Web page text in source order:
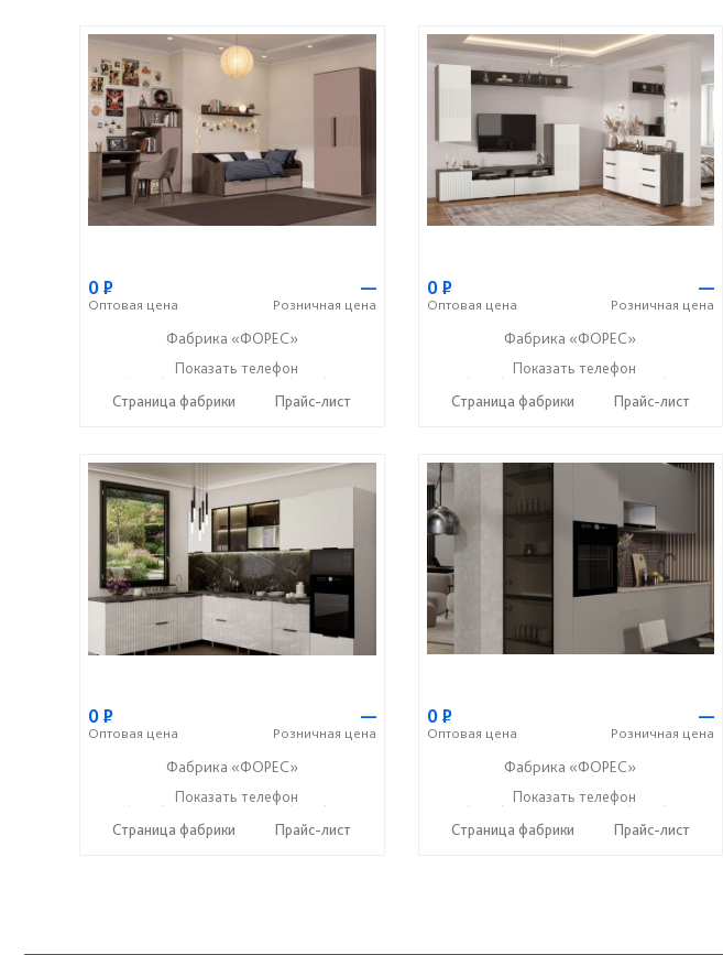
0Р
Оптовая цена
—
Розничная цена
Фабрика «ФОРЕС»
+7 (8412) 73-85-16 ☎+7 (8412) 20-22-62
Показать телефон
Страница фабрики
Прайс-лист
0Р
Оптовая цена
—
Розничная цена
Фабрика «ФОРЕС»
+7 (8412) 73-85-16 ☎+7 (8412) 20-22-62
Показать телефон
Страница фабрики
Прайс-лист
0Р
Оптовая цена
—
Розничная цена
Фабрика «ФОРЕС»
+7 (8412) 73-85-16 ☎+7 (8412) 20-22-62
Показать телефон
Страница фабрики
Прайс-лист
0Р
Оптовая цена
—
Розничная цена
Фабрика «ФОРЕС»
+7 (8412) 73-85-16 ☎+7 (8412) 20-22-62
Показать телефон
Страница фабрики
Прайс-лист